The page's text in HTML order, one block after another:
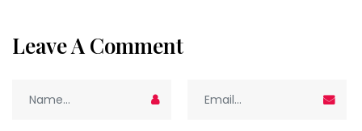
Leave A Comment